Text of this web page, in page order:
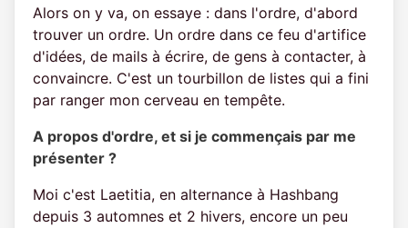
Alors on y va, on essaye : dans l'ordre, d'abord
trouver un ordre. Un ordre dans ce feu d'artifice
d'idées, de mails à écrire, de gens à contacter, à
convaincre. C'est un tourbillon de listes qui a fini
par ranger mon cerveau en tempête.
A propos d'ordre, et si je commençais par me
présenter ?
Moi c'est Laetitia, en alternance à Hashbang
depuis 3 automnes et 2 hivers, encore un peu